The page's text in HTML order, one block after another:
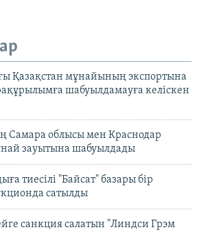
Қазақстан мұнайының экспортына
шабуылдамауға келіскен
Самара облысы мен Краснодар
зауытына шабуылдады
тиесілі "Байсат" базары бір
сатылды
санкция салатын "Линдси Грэм